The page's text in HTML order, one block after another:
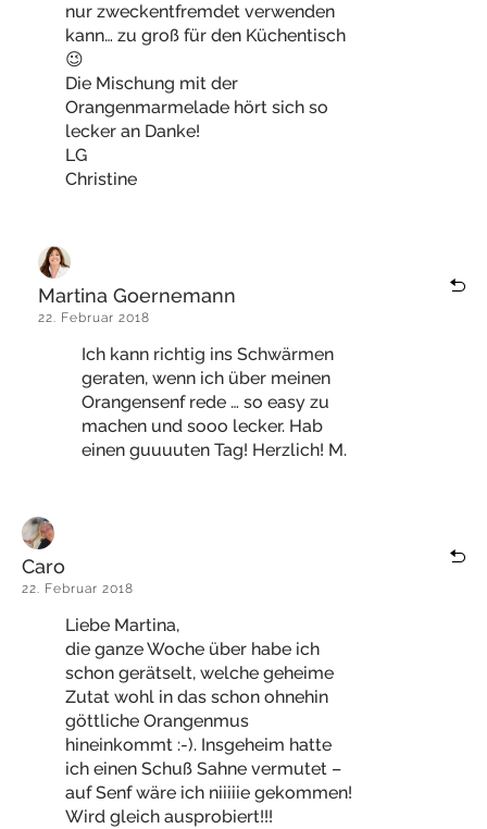
nur zweckentfremdet verwenden
kann… zu groß für den Küchentisch
😉
Die Mischung mit der
Orangenmarmelade hört sich so
lecker an Danke!
LG
Christine
Martina Goernemann
22. Februar 2018
Ich kann richtig ins Schwärmen
geraten, wenn ich über meinen
Orangensenf rede … so easy zu
machen und sooo lecker. Hab
einen guuuuten Tag! Herzlich! M.
Caro
22. Februar 2018
Liebe Martina,
die ganze Woche über habe ich
schon gerätselt, welche geheime
Zutat wohl in das schon ohnehin
göttliche Orangenmus
hineinkommt :-). Insgeheim hatte
ich einen Schuß Sahne vermutet –
auf Senf wäre ich niiiiie gekommen!
Wird gleich ausprobiert!!!